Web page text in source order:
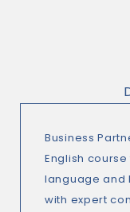
Business
English
language and
with expert